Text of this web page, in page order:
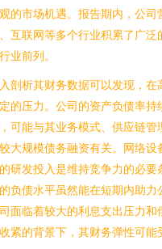
的市场机遇。报告期内，公
互联网等多个行业积累了广
业前列。
剖析其财务数据可以发现，
的压力。公司的资产负债率
可能与其业务模式、供应链
大规模债务融资有关。网络
研发投入是维持竞争力的必
负债水平虽然能在短期内助
面临着较大的利息支出压力
紧的背景下，其财务弹性可能